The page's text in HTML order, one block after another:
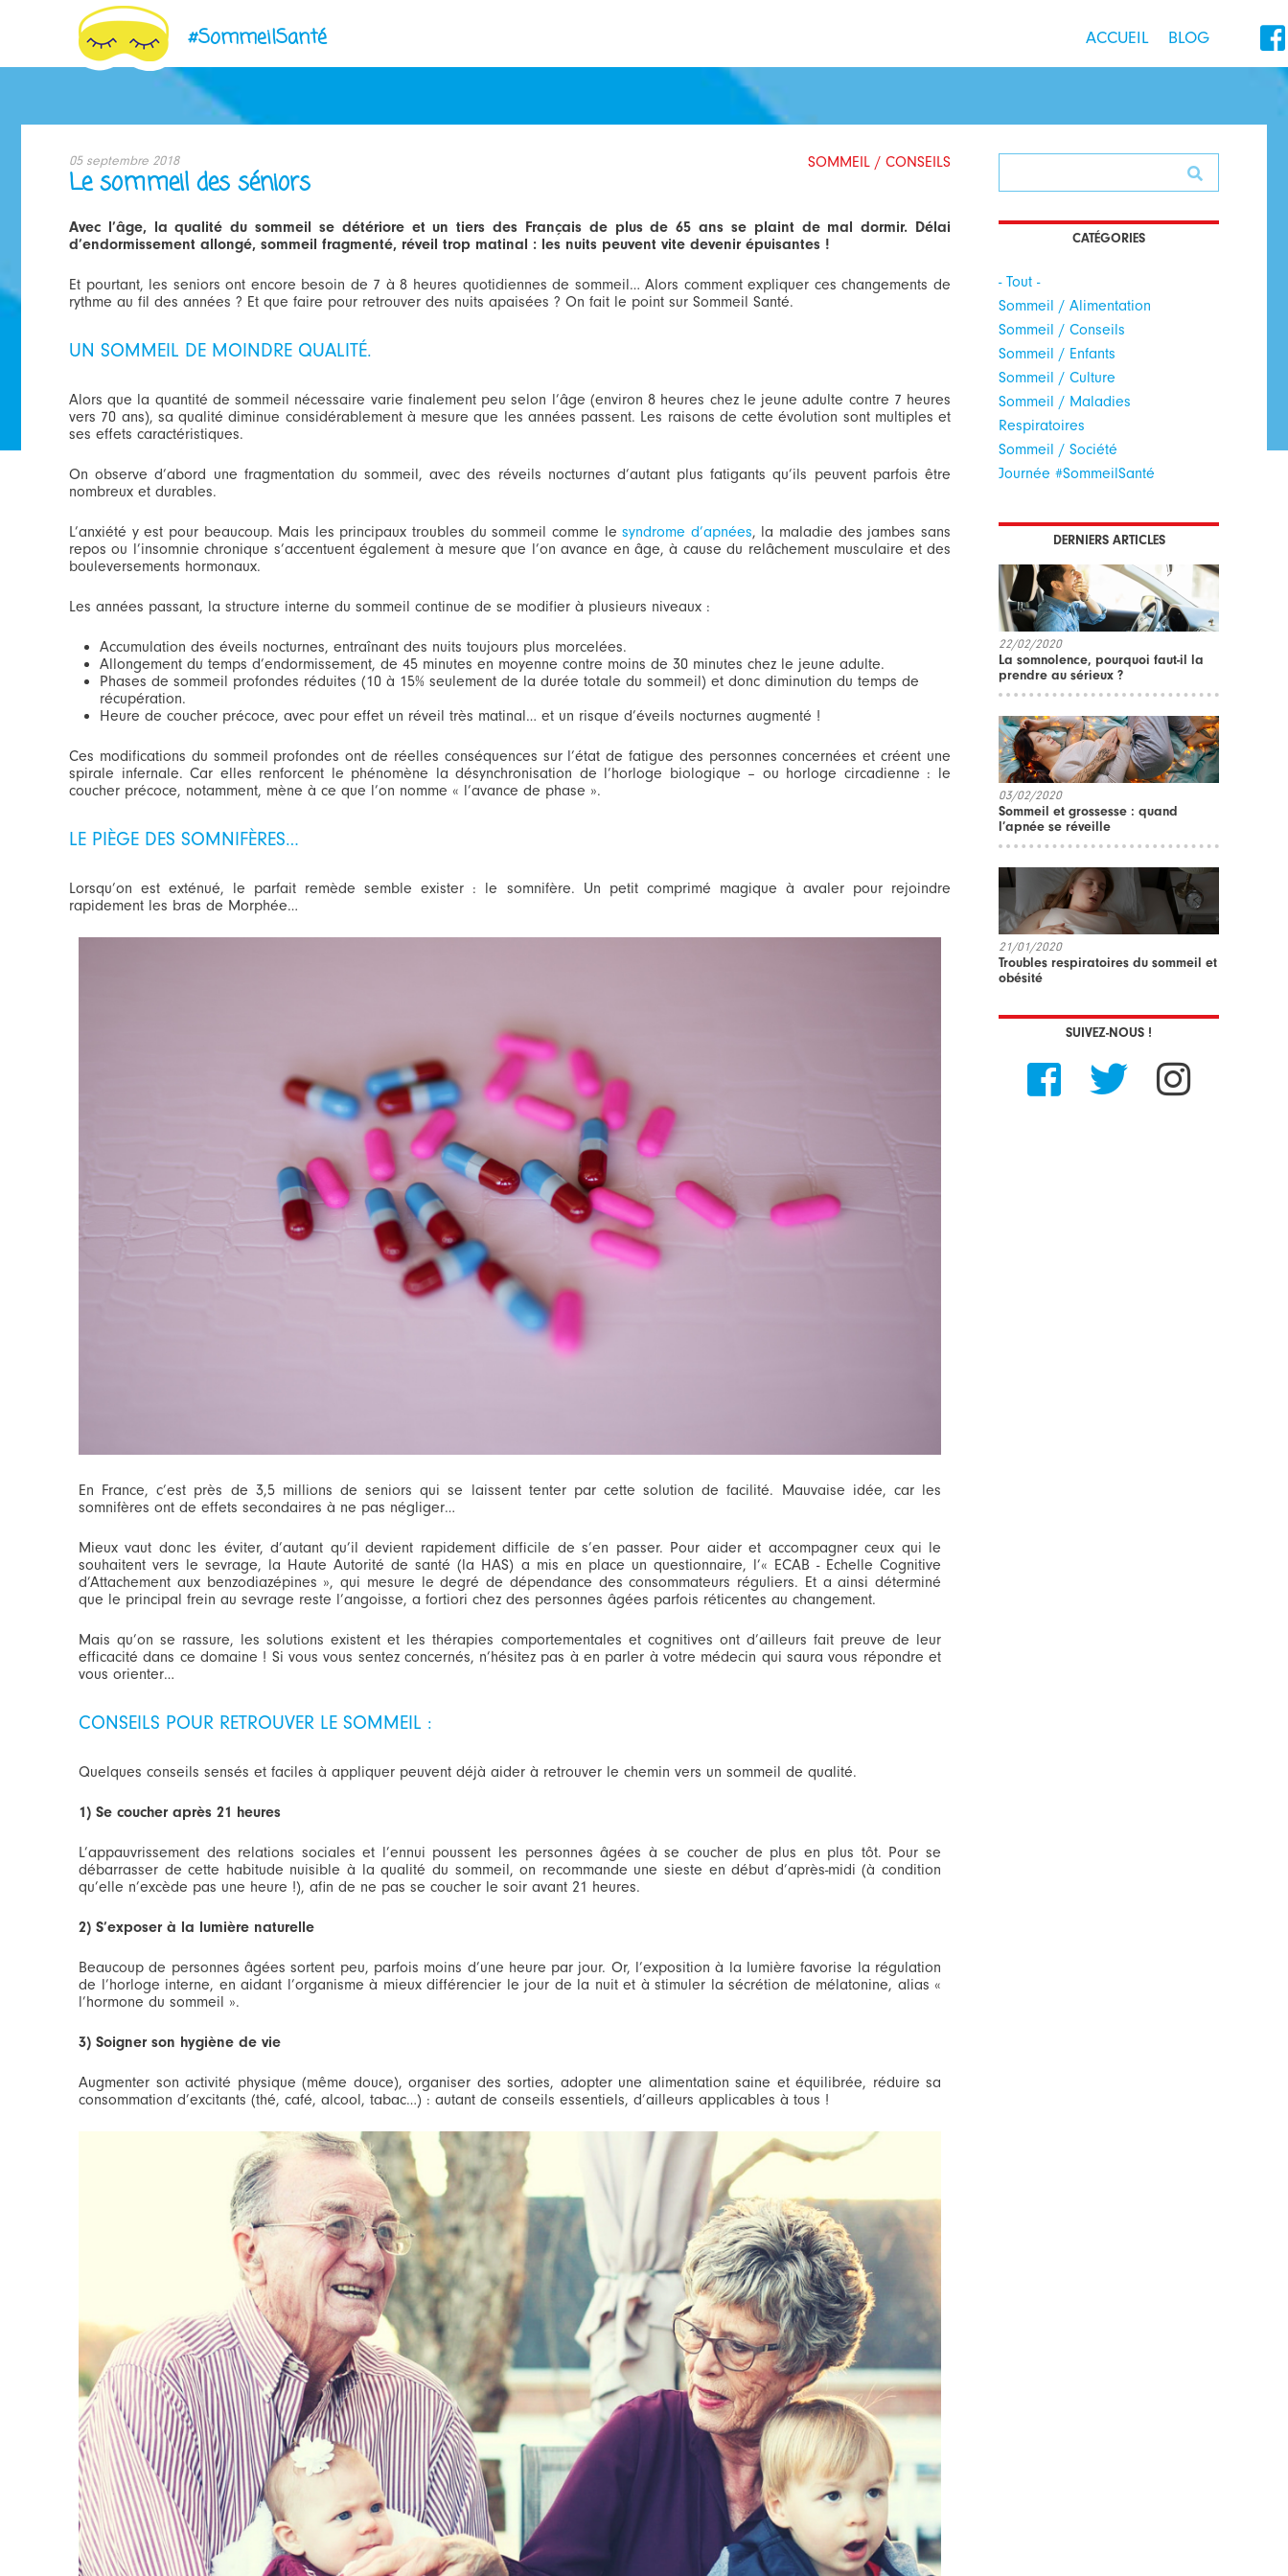
#SommeilSanté ACCUEIL BLOG 
CATÉGORIES
- Tout -
Sommeil / Alimentation
Sommeil / Conseils
Sommeil / Enfants
Sommeil / Culture
Sommeil / Maladies
Respiratoires
Sommeil / Société
Journée #SommeilSanté
DERNIERS ARTICLES
22/02/2020
La somnolence, pourquoi faut-il la
prendre au sérieux ?
03/02/2020
Sommeil et grossesse : quand
l’apnée se réveille
21/01/2020
Troubles respiratoires du sommeil et
obésité
SUIVEZ-NOUS !
  
Le sommeil des séniors
SOMMEIL / CONSEILS
05 septembre 2018
Avec l’âge, la qualité du sommeil se détériore et un tiers des Français de plus de 65 ans se plaint de mal dormir. Délai
d’endormissement allongé, sommeil fragmenté, réveil trop matinal : les nuits peuvent vite devenir épuisantes !
SOMMEIL-
SENIORS.JPG
Et pourtant, les seniors ont encore besoin de 7 à 8 heures quotidiennes de sommeil… Alors comment expliquer ces changements de
rythme au fil des années ? Et que faire pour retrouver des nuits apaisées ? On fait le point sur Sommeil Santé.
UN SOMMEIL DE MOINDRE QUALITÉ.
Alors que la quantité de sommeil nécessaire varie finalement peu selon l’âge (environ 8 heures chez le jeune adulte contre 7 heures
vers 70 ans), sa qualité diminue considérablement à mesure que les années passent. Les raisons de cette évolution sont multiples et
ses effets caractéristiques.
On observe d’abord une fragmentation du sommeil, avec des réveils nocturnes d’autant plus fatigants qu’ils peuvent parfois être
nombreux et durables.
L’anxiété y est pour beaucoup. Mais les principaux troubles du sommeil comme lesyndrome d’apnées, la maladie des jambes sans
repos ou l’insomnie chronique s’accentuent également à mesure que l’on avance en âge, à cause du relâchement musculaire et des
bouleversements hormonaux.
Les années passant, la structure interne du sommeil continue de se modifier à plusieurs niveaux :
Accumulation des éveils nocturnes, entraînant des nuits toujours plus morcelées.
Allongement du temps d’endormissement, de 45 minutes en moyenne contre moins de 30 minutes chez le jeune adulte.
Phases de sommeil profondes réduites (10 à 15% seulement de la durée totale du sommeil) et donc diminution du temps de
récupération.
Heure de coucher précoce, avec pour effet un réveil très matinal… et un risque d’éveils nocturnes augmenté !
Ces modifications du sommeil profondes ont de réelles conséquences sur l’état de fatigue des personnes concernées et créent une
spirale infernale. Car elles renforcent le phénomène la désynchronisation de l’horloge biologique – ou horloge circadienne : le
coucher précoce, notamment, mène à ce que l’on nomme « l’avance de phase ».
LE PIÈGE DES SOMNIFÈRES…
Lorsqu’on est exténué, le parfait remède semble exister : le somnifère. Un petit comprimé magique à avaler pour rejoindre
rapidement les bras de Morphée…
En France, c’est près de 3,5 millions de seniors qui se laissent tenter par cette solution de facilité. Mauvaise idée, car les
somnifères ont de effets secondaires à ne pas négliger…
Mieux vaut donc les éviter, d’autant qu’il devient rapidement difficile de s’en passer. Pour aider et accompagner ceux qui le
souhaitent vers le sevrage, la Haute Autorité de santé (la HAS) a mis en place un questionnaire, l’« ECAB - Echelle Cognitive
d’Attachement aux benzodiazépines », qui mesure le degré de dépendance des consommateurs réguliers. Et a ainsi déterminé
que le principal frein au sevrage reste l’angoisse, a fortiori chez des personnes âgées parfois réticentes au changement.
Mais qu’on se rassure, les solutions existent et les thérapies comportementales et cognitives ont d’ailleurs fait preuve de leur
efficacité dans ce domaine ! Si vous vous sentez concernés, n’hésitez pas à en parler à votre médecin qui saura vous répondre et
vous orienter…
CONSEILS POUR RETROUVER LE SOMMEIL :
Quelques conseils sensés et faciles à appliquer peuvent déjà aider à retrouver le chemin vers un sommeil de qualité.
1) Se coucher après 21 heures
L’appauvrissement des relations sociales et l’ennui poussent les personnes âgées à se coucher de plus en plus tôt. Pour se
débarrasser de cette habitude nuisible à la qualité du sommeil, on recommande une sieste en début d’après-midi (à condition
qu’elle n’excède pas une heure !), afin de ne pas se coucher le soir avant 21 heures.
2) S’exposer à la lumière naturelle
Beaucoup de personnes âgées sortent peu, parfois moins d’une heure par jour. Or, l’exposition à la lumière favorise la régulation
de l’horloge interne, en aidant l’organisme à mieux différencier le jour de la nuit et à stimuler la sécrétion de mélatonine, alias «
l’hormone du sommeil ».
3) Soigner son hygiène de vie
Augmenter son activité physique (même douce), organiser des sorties, adopter une alimentation saine et équilibrée, réduire sa
consommation d’excitants (thé, café, alcool, tabac…) : autant de conseils essentiels, d’ailleurs applicables à tous !